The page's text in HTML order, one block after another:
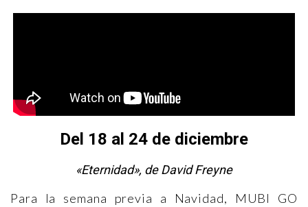
Del 18 al 24 de diciembre
«Eternidad», de David Freyne
Para la semana previa a Navidad, MUBI GO